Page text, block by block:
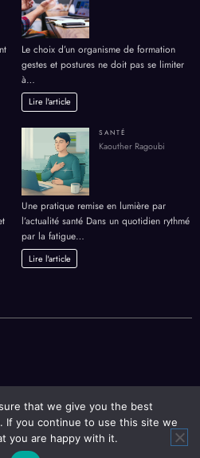
Le choix d’un organisme de formation
gestes et postures ne doit pas se limiter
à…
Lire l'article
SANTÉ
Kaouther Ragoubi
Une pratique remise en lumière par
l’actualité santé Dans un quotidien rythmé
par la fatigue…
Lire l'article
Contact
that we give you the best
If you continue to use this site we
you are happy with it.